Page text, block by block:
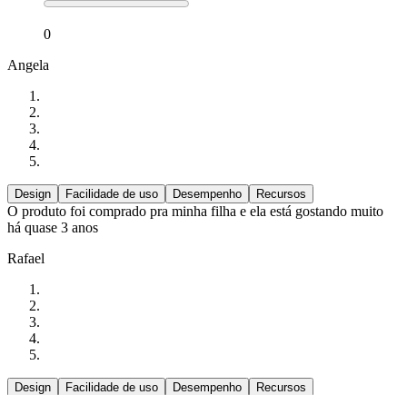
0
Angela
Design Facilidade de uso Desempenho Recursos
O produto foi comprado pra minha filha e ela está gostando muito
há quase 3 anos
Rafael
Design Facilidade de uso Desempenho Recursos